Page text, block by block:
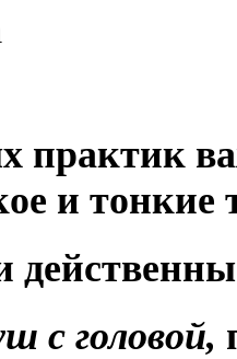
практик
и тонкие
с головой,